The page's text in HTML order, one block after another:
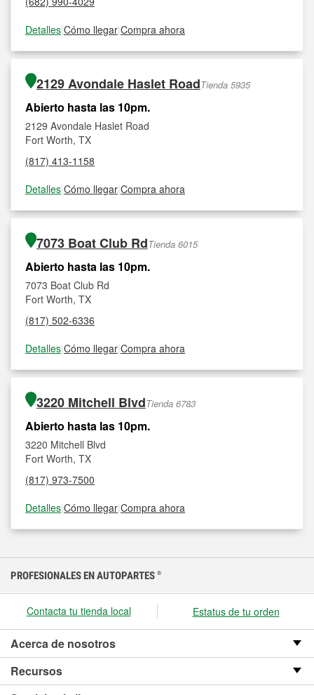
Detalles|Cómo llegar|Compra ahora
2129 Avondale Haslet RoadTienda 5935
Abierto hasta las 10pm.
2129 Avondale Haslet Road
Fort Worth, TX
(817) 413-1158
Detalles|Cómo llegar|Compra ahora
7073 Boat Club RdTienda 6015
Abierto hasta las 10pm.
7073 Boat Club Rd
Fort Worth, TX
(817) 502-6336
Detalles|Cómo llegar|Compra ahora
3220 Mitchell BlvdTienda 6783
Abierto hasta las 10pm.
3220 Mitchell Blvd
Fort Worth, TX
(817) 973-7500
Detalles|Cómo llegar|Compra ahora
PROFESIONALES EN AUTOPARTES ®
Contacta tu tienda local Estatus de tu orden
Acerca de nosotros
Recursos